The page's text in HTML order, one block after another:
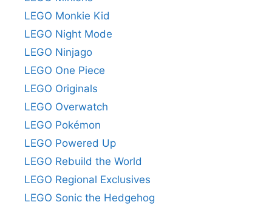
LEGO Monkie Kid
LEGO Night Mode
LEGO Ninjago
LEGO One Piece
LEGO Originals
LEGO Overwatch
LEGO Pokémon
LEGO Powered Up
LEGO Rebuild the World
LEGO Regional Exclusives
LEGO Sonic the Hedgehog